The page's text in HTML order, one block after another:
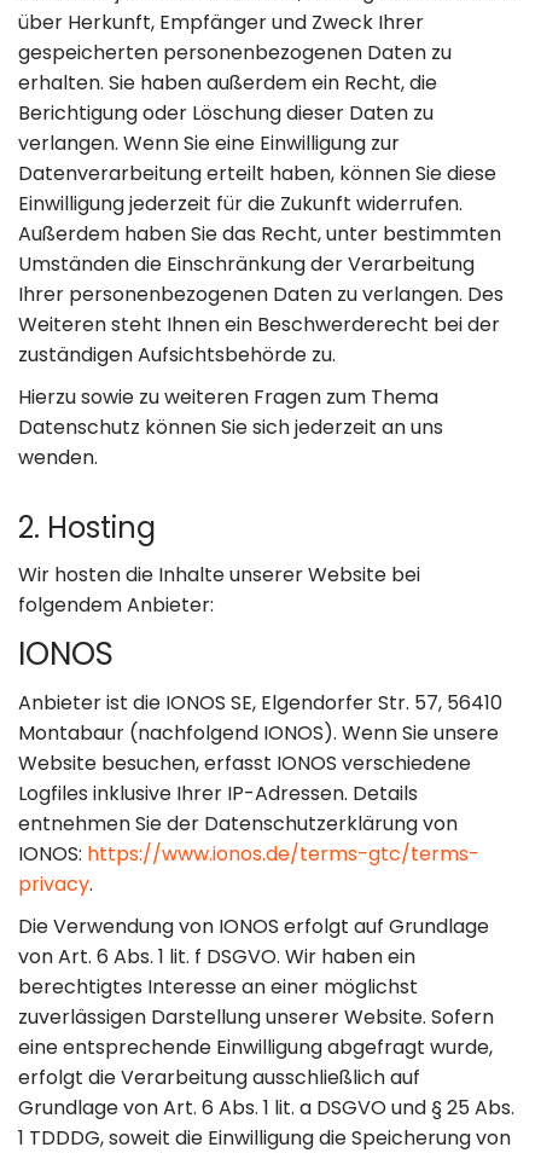
über Herkunft, Empfänger und Zweck Ihrer
gespeicherten personenbezogenen Daten zu
erhalten. Sie haben außerdem ein Recht, die
Berichtigung oder Löschung dieser Daten zu
verlangen. Wenn Sie eine Einwilligung zur
Datenverarbeitung erteilt haben, können Sie diese
Einwilligung jederzeit für die Zukunft widerrufen.
Außerdem haben Sie das Recht, unter bestimmten
Umständen die Einschränkung der Verarbeitung
Ihrer personenbezogenen Daten zu verlangen. Des
Weiteren steht Ihnen ein Beschwerderecht bei der
zuständigen Aufsichtsbehörde zu.
Hierzu sowie zu weiteren Fragen zum Thema
Datenschutz können Sie sich jederzeit an uns
wenden.
2. Hosting
Wir hosten die Inhalte unserer Website bei
folgendem Anbieter:
IONOS
Anbieter ist die IONOS SE, Elgendorfer Str. 57, 56410
Montabaur (nachfolgend IONOS). Wenn Sie unsere
Website besuchen, erfasst IONOS verschiedene
Logfiles inklusive Ihrer IP-Adressen. Details
entnehmen Sie der Datenschutzerklärung von
IONOS: https://www.ionos.de/terms-gtc/terms-
privacy.
Die Verwendung von IONOS erfolgt auf Grundlage
von Art. 6 Abs. 1 lit. f DSGVO. Wir haben ein
berechtigtes Interesse an einer möglichst
zuverlässigen Darstellung unserer Website. Sofern
eine entsprechende Einwilligung abgefragt wurde,
erfolgt die Verarbeitung ausschließlich auf
Grundlage von Art. 6 Abs. 1 lit. a DSGVO und § 25 Abs.
1 TDDDG, soweit die Einwilligung die Speicherung von